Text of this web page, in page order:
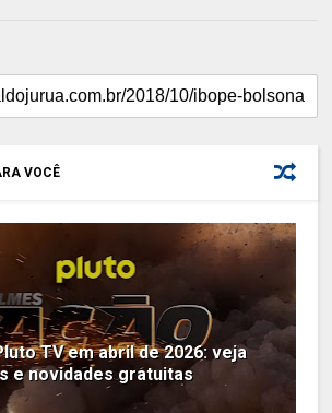
VOCÊ
TV em abril de 2026: veja
e novidades gratuitas